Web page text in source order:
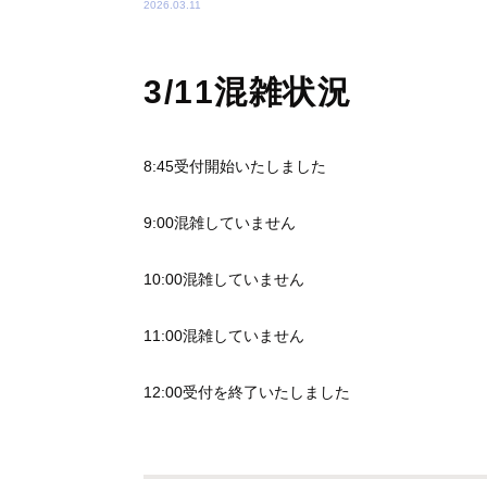
2026.03.11
3/11混雑状況
8:45受付開始いたしました
9:00混雑していません
10:00混雑していません
11:00混雑していません
12:00受付を終了いたしました